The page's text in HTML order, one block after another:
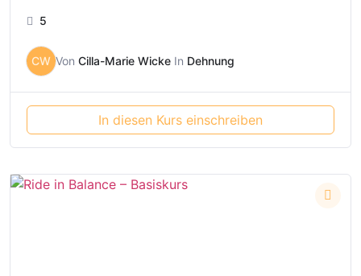
5
CW Von Cilla-Marie Wicke In Dehnung
In diesen Kurs einschreiben